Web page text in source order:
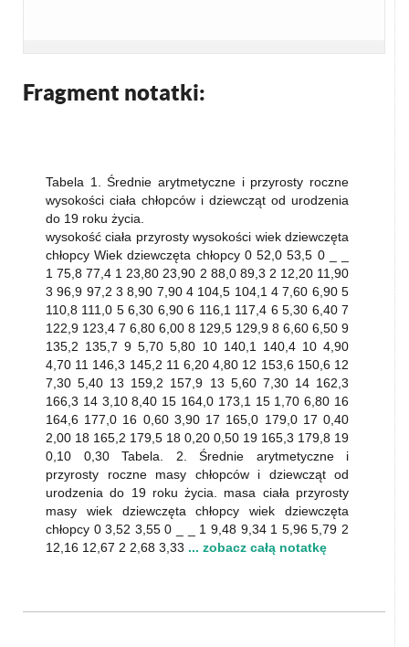
Fragment notatki:
Tabela 1. Średnie arytmetyczne i przyrosty roczne
wysokości ciała chłopców i dziewcząt od urodzenia
do 19 roku życia.
wysokość ciała przyrosty wysokości wiek dziewczęta
chłopcy Wiek dziewczęta chłopcy 0 52,0 53,5 0 _ _
1 75,8 77,4 1 23,80 23,90 2 88,0 89,3 2 12,20 11,90
3 96,9 97,2 3 8,90 7,90 4 104,5 104,1 4 7,60 6,90 5
110,8 111,0 5 6,30 6,90 6 116,1 117,4 6 5,30 6,40 7
122,9 123,4 7 6,80 6,00 8 129,5 129,9 8 6,60 6,50 9
135,2 135,7 9 5,70 5,80 10 140,1 140,4 10 4,90
4,70 11 146,3 145,2 11 6,20 4,80 12 153,6 150,6 12
7,30 5,40 13 159,2 157,9 13 5,60 7,30 14 162,3
166,3 14 3,10 8,40 15 164,0 173,1 15 1,70 6,80 16
164,6 177,0 16 0,60 3,90 17 165,0 179,0 17 0,40
2,00 18 165,2 179,5 18 0,20 0,50 19 165,3 179,8 19
0,10 0,30 Tabela. 2. Średnie arytmetyczne i
przyrosty roczne masy chłopców i dziewcząt od
urodzenia do 19 roku życia. masa ciała przyrosty
masy wiek dziewczęta chłopcy wiek dziewczęta
chłopcy 0 3,52 3,55 0 _ _ 1 9,48 9,34 1 5,96 5,79 2
12,16 12,67 2 2,68 3,33 ... zobacz całą notatkę